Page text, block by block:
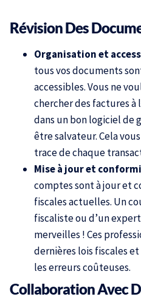
Révision Des
Organisation et
tous vos documents
accessibles. Vous ne
chercher des factures
dans un bon logiciel
être salvateur. Cela
trace de chaque
Mise à jour et
comptes sont à jour et
fiscales actuelles. Un
fiscaliste ou d’un
merveilles ! Ces
dernières lois fiscales
les erreurs coûteuses.
Collaboration Avec